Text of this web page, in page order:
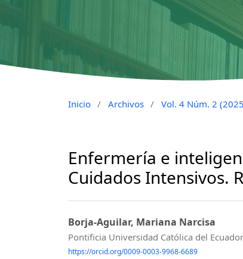
Inicio / Archivos / Vol. 4 Núm. 2
Enfermería e
Cuidados Intensivos.
Borja-Aguilar, Mariana Narcisa
Pontificia Universidad Católica del Ecuador
https://orcid.org/0009-0003-9968-6689